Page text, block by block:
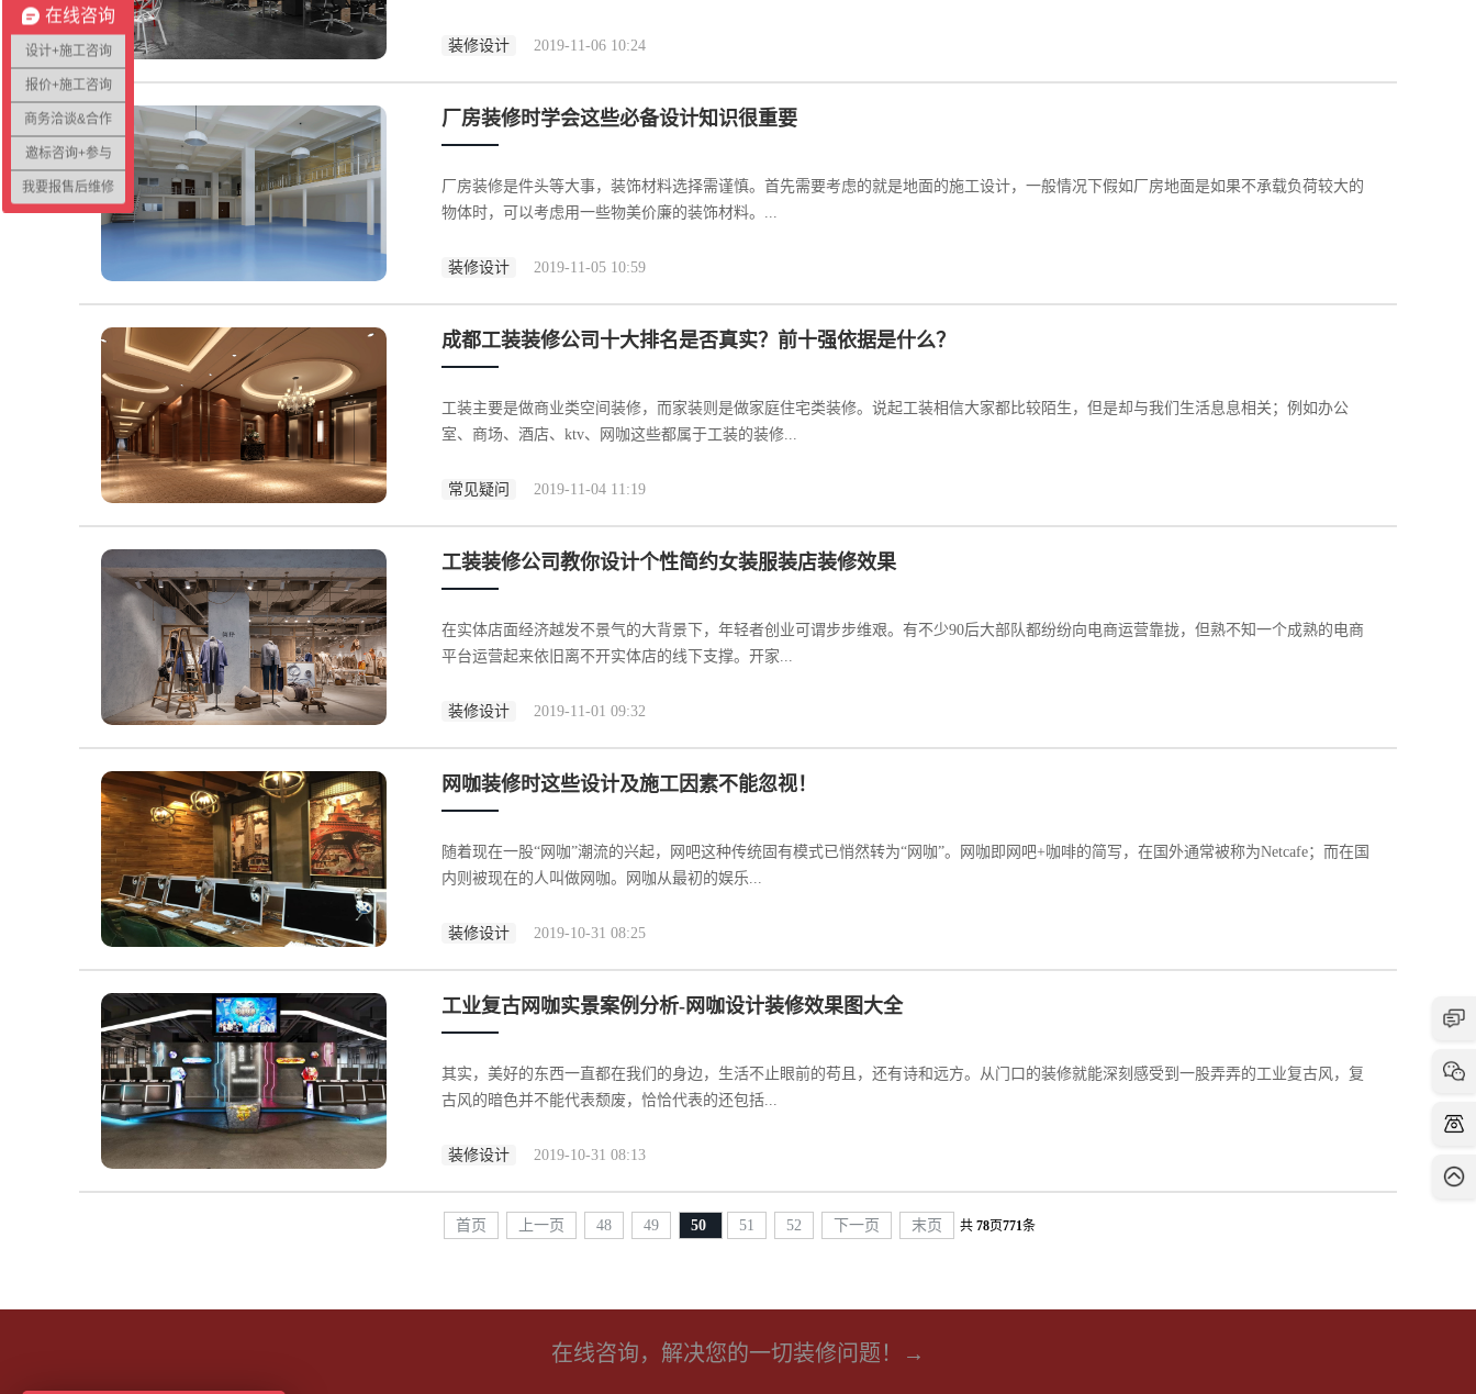
装修设计 2019-11-06 10:24
厂房装修时学会这些必备设计知识很重要
厂房装修是件头等大事，装饰材料选择需谨慎。首先需要考虑的就是地面的施工设计，一般情况下假如厂房地面是如果不承载负荷较大的
物体时，可以考虑用一些物美价廉的装饰材料。...
装修设计 2019-11-05 10:59
成都工装装修公司十大排名是否真实？前十强依据是什么？
工装主要是做商业类空间装修，而家装则是做家庭住宅类装修。说起工装相信大家都比较陌生，但是却与我们生活息息相关；例如办公
室、商场、酒店、ktv、网咖这些都属于工装的装修...
常见疑问 2019-11-04 11:19
工装装修公司教你设计个性简约女装服装店装修效果
在实体店面经济越发不景气的大背景下，年轻者创业可谓步步维艰。有不少90后大部队都纷纷向电商运营靠拢，但熟不知一个成熟的电商
平台运营起来依旧离不开实体店的线下支撑。开家...
装修设计 2019-11-01 09:32
网咖装修时这些设计及施工因素不能忽视！
随着现在一股“网咖”潮流的兴起，网吧这种传统固有模式已悄然转为“网咖”。网咖即网吧+咖啡的简写，在国外通常被称为Netcafe；而在国
内则被现在的人叫做网咖。网咖从最初的娱乐...
装修设计 2019-10-31 08:25
工业复古网咖实景案例分析-网咖设计装修效果图大全
其实，美好的东西一直都在我们的身边，生活不止眼前的苟且，还有诗和远方。从门口的装修就能深刻感受到一股弄弄的工业复古风，复
古风的暗色并不能代表颓废，恰恰代表的还包括...
装修设计 2019-10-31 08:13
首页 上一页 48 49 50 51 52 下一页 末页 共 78页771条
在线咨询，解决您的一切装修问题！→
在线咨询
设计+施工咨询
报价+施工咨询
商务洽谈&合作
邀标咨询+参与
我要报售后维修